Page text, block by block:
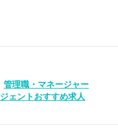
管理職・マネージャー
ェントおすすめ求人